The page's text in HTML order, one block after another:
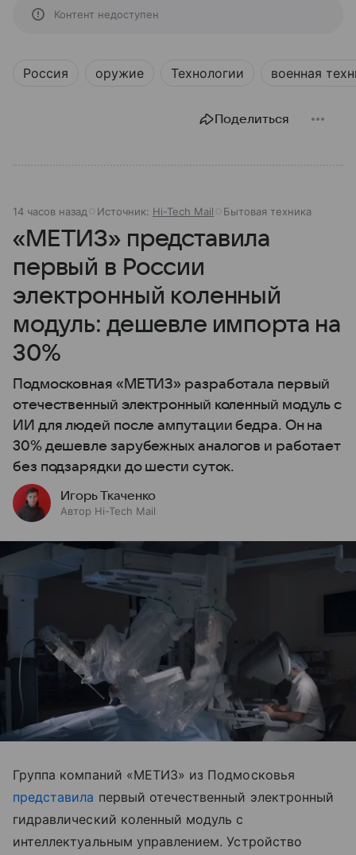
Контент недоступен
Россия оружие Технологии военная
Поделиться
14 часов назад Источник: Hi-Tech Mail Бытовая техника
«МЕТИЗ» представила
первый в России
электронный коленный
модуль: дешевле импорта на
30%
Подмосковная «МЕТИЗ» разработала первый
отечественный электронный коленный модуль с
ИИ для людей после ампутации бедра. Он на
30% дешевле зарубежных аналогов и работает
без подзарядки до шести суток.
Игорь Ткаченко
Автор Hi-Tech Mail
Группа компаний «МЕТИЗ» из Подмосковья
представила первый отечественный электронный
гидравлический коленный модуль с
интеллектуальным управлением. Устройство